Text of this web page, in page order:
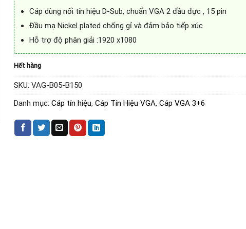
Cáp dùng nối tín hiệu D-Sub, chuẩn VGA 2 đầu đực , 15 pin
Đầu mạ Nickel plated chống gỉ và đảm bảo tiếp xúc
Hỗ trợ độ phân giải :1920 x1080
Hết hàng
SKU: VAG-B05-B150
Danh mục: Cáp tín hiệu, Cáp Tín Hiệu VGA, Cáp VGA 3+6